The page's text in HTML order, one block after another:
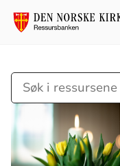
Søk
i
ressursene